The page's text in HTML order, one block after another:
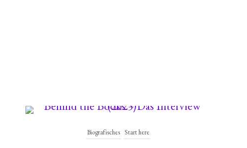
Biografisches Start here